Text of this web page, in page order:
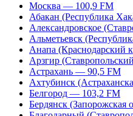
Москва — 100,9 FM
Абакан (Республика
Александровское
Альметьевск
Анапа (Краснодарский
Арзгир
Астрахань — 90,5 FM
Ахтубинск
Белгород — 103,2 FM
Бердянск